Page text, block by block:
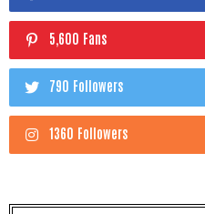
5,600 Fans
790 Followers
1360 Followers